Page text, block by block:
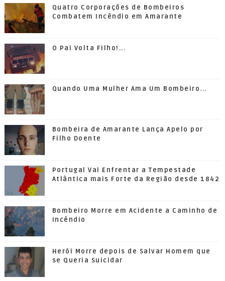
Quatro Corporações de Bombeiros
Combatem Incêndio em Amarante
O Pai Volta Filho!...
Quando Uma Mulher Ama Um Bombeiro...
Bombeira de Amarante Lança Apelo por
Filho Doente
Portugal Vai Enfrentar a Tempestade
Atlântica mais Forte da Região desde 1842
Bombeiro Morre em Acidente a Caminho de
Incêndio
Herói Morre depois de Salvar Homem que
se Queria Suicidar